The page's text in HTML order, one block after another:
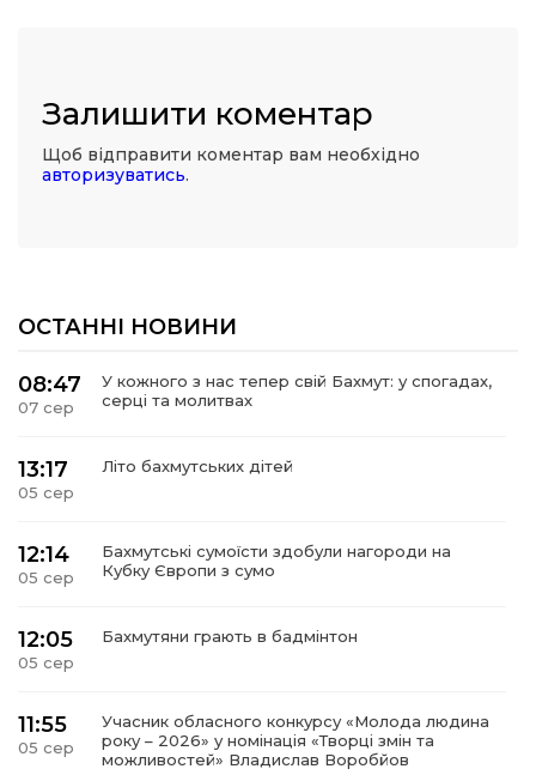
Залишити коментар
Щоб відправити коментар вам необхідно
авторизуватись.
ОСТАННІ НОВИНИ
08:47
07 сер
У кожного з нас тепер свій Бахмут: у спогадах,
серці та молитвах
13:17
05 сер
Літо бахмутських дітей
12:14
05 сер
Бахмутські сумоїсти здобули нагороди на
Кубку Європи з сумо
12:05
05 сер
Бахмутяни грають в бадмінтон
11:55
05 сер
Учасник обласного конкурсу «Молода людина
року – 2026» у номінація «Творці змін та
можливостей» Владислав Воробйов